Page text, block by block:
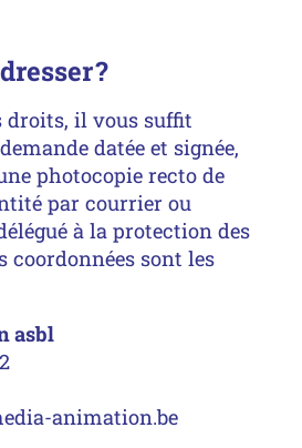
?
droits, il vous suffit
datée et signée,
photocopie recto de
par courrier ou
à la protection des
coordonnées sont les
asbl
animation.be